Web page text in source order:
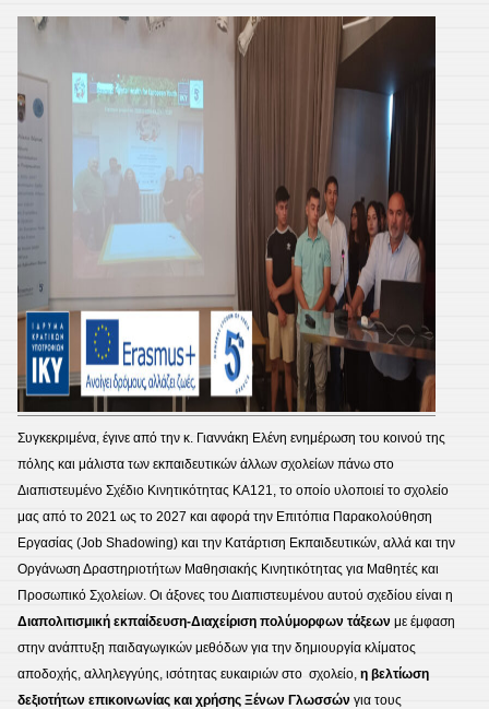
Συγκεκριμένα, έγινε από την κ. Γιαννάκη Ελένη ενημέρωση του κοινού της
πόλης και μάλιστα των εκπαιδευτικών άλλων σχολείων πάνω στο
Διαπιστευμένο Σχέδιο Κινητικότητας ΚΑ121, το οποίο υλοποιεί το σχολείο
μας από το 2021 ως το 2027 και αφορά την Επιτόπια Παρακολούθηση
Εργασίας (Job Shadowing) και την Κατάρτιση Εκπαιδευτικών, αλλά και την
Οργάνωση Δραστηριοτήτων Μαθησιακής Κινητικότητας για Μαθητές και
Προσωπικό Σχολείων. Οι άξονες του Διαπιστευμένου αυτού σχεδίου είναι η
Διαπολιτισμική εκπαίδευση-Διαχείριση πολύμορφων τάξεων με έμφαση
στην ανάπτυξη παιδαγωγικών μεθόδων για την δημιουργία κλίματος
αποδοχής, αλληλεγγύης, ισότητας ευκαιριών στο σχολείο, η βελτίωση
δεξιοτήτων επικοινωνίας και χρήσης Ξένων Γλωσσών για τους